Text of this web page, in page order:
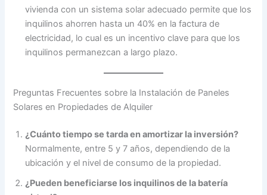
vivienda con un sistema solar adecuado permite que los
inquilinos ahorren hasta un 40% en la factura de
electricidad, lo cual es un incentivo clave para que los
inquilinos permanezcan a largo plazo.
Preguntas Frecuentes sobre la Instalación de Paneles
Solares en Propiedades de Alquiler
¿Cuánto tiempo se tarda en amortizar la inversión?
Normalmente, entre 5 y 7 años, dependiendo de la
ubicación y el nivel de consumo de la propiedad.
¿Pueden beneficiarse los inquilinos de la batería